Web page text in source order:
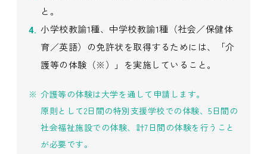
と。
小学校教諭1種、中学校教諭1種（社会／保健体
育／英語）の免許状を取得するためには、「介
護等の体験（※）」を実施していること。
介護等の体験は大学を通して申請します。
原則として2日間の特別支援学校での体験、5日間の
社会福祉施設での体験、計7日間の体験を行うこと
が必要です。